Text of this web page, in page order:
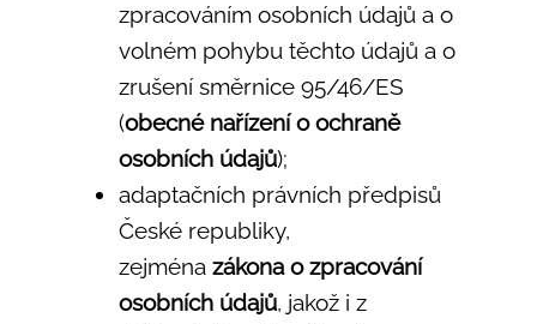
zpracováním osobních údajů a o
volném pohybu těchto údajů a o
zrušení směrnice 95/46/ES
(obecné nařízení o ochraně
osobních údajů);
adaptačních právních předpisů
České republiky,
zejména zákona o zpracování
osobních údajů, jakož i z